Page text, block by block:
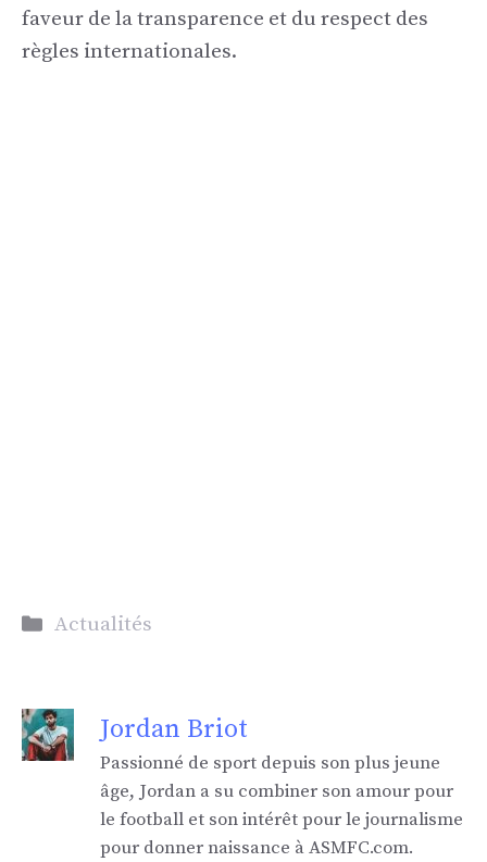
faveur de la transparence et du respect des
règles internationales.
Catégories
Actualités
Jordan Briot
Passionné de sport depuis son plus jeune
âge, Jordan a su combiner son amour pour
le football et son intérêt pour le journalisme
pour donner naissance à ASMFC.com.